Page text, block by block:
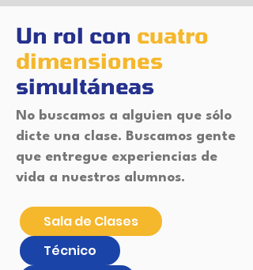
Un rol con cuatro
dimensiones
simultáneas
No buscamos a alguien que sólo
dicte una clase. Buscamos gente
que entregue experiencias de
vida a nuestros alumnos.
Sala de Clases
Técnico